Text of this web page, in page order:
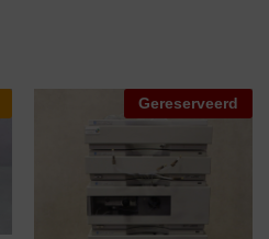
Gereserveerd